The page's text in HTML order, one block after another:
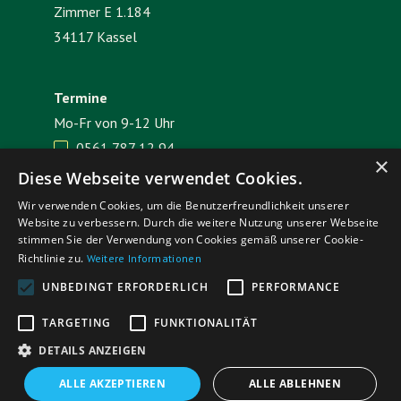
Zimmer E 1.184
34117 Kassel
Termine
Mo-Fr von 9-12 Uhr
 0561 787 12 94
 E-Mail senden
Impressum Datenschutz
×
Diese Webseite verwendet Cookies.
Wir verwenden Cookies, um die Benutzerfreundlichkeit unserer
Website zu verbessern. Durch die weitere Nutzung unserer Webseite
stimmen Sie der Verwendung von Cookies gemäß unserer Cookie-
Richtlinie zu. Weitere Informationen
UNBEDINGT ERFORDERLICH PERFORMANCE
TARGETING
FUNKTIONALITÄT
DETAILS ANZEIGEN
ALLE AKZEPTIEREN ALLE ABLEHNEN